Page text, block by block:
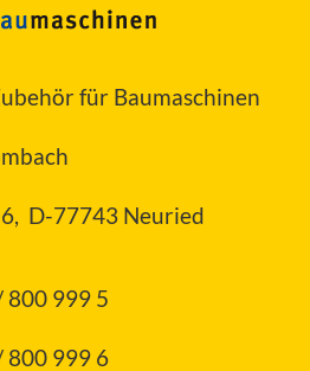
für Baumaschinen
D-77743 Neuried
800 999 5
800 999 6